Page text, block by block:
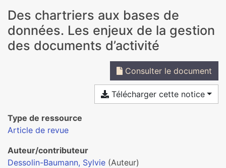
Des chartriers aux bases de
données. Les enjeux de la gestion
des documents d’activité
Consulter le document
Télécharger cette notice
Type de ressource
Article de revue
Auteur/contributeur
Dessolin-Baumann, Sylvie (Auteur)